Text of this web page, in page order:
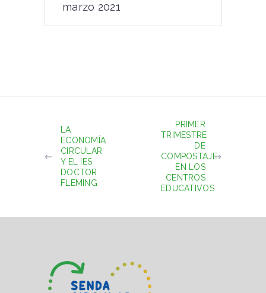
marzo 2021
LA
ECONOMÍA
CIRCULAR
Y EL IES
DOCTOR
FLEMING
PRIMER
TRIMESTRE
DE
COMPOSTAJE
EN LOS
CENTROS
EDUCATIVOS